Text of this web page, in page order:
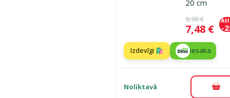
20 cm
Oriģinālā
9,99 €
Cena
7,48 € -
Izdevīgi 🛍️ iesaka
Noliktavā